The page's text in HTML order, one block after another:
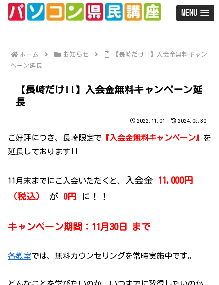
MENU
ホーム お知らせ
【長崎だけ!!】入会金無料キャン
ペーン延長
【長崎だけ!!】入会金無料キャンペーン延
長
2022.11.01 2024.05.30
ご好評につき、長崎限定で 『入会金無料キャンペーン』 を
延長しております!!
11月末までにご入会いただくと、 入会金 11,000円
（税込） が 0円 に！！
キャンペーン期間：11月30日 まで
各教室では、無料カウンセリングを常時実施中です。